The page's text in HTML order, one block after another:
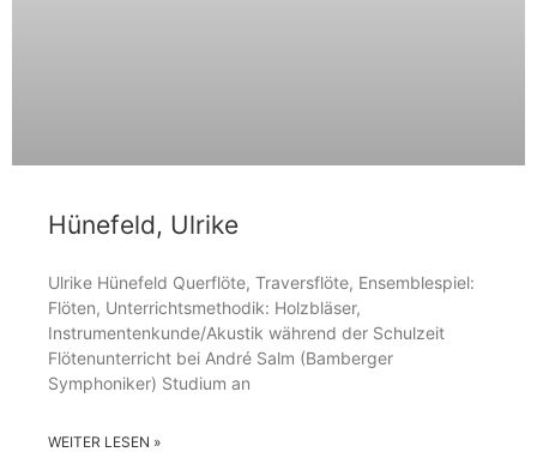
Hünefeld, Ulrike
Ulrike Hünefeld Querflöte, Traversflöte, Ensemblespiel:
Flöten, Unterrichtsmethodik: Holzbläser,
Instrumentenkunde/Akustik während der Schulzeit
Flötenunterricht bei André Salm (Bamberger
Symphoniker) Studium an
WEITER LESEN »